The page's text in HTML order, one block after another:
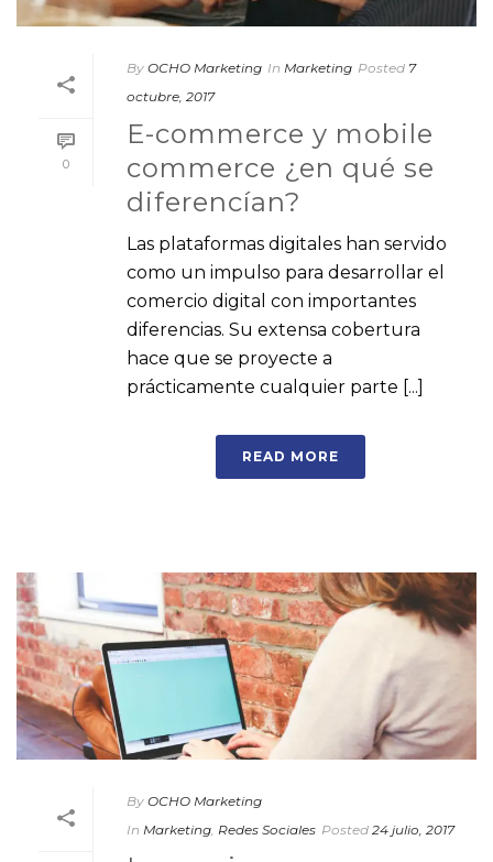
0
By OCHO Marketing In Marketing Posted 7
octubre, 2017
E-commerce y mobile
commerce ¿en qué se
diferencían?
Las plataformas digitales han servido
como un impulso para desarrollar el
comercio digital con importantes
diferencias. Su extensa cobertura
hace que se proyecte a
prácticamente cualquier parte [...]
READ MORE
By OCHO Marketing
In Marketing Redes Sociales Posted 24 julio, 2017